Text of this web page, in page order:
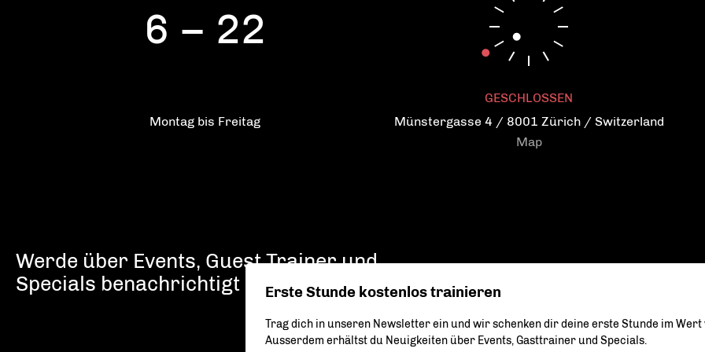
Stress abbauen und vorbeugen
Flexiblen Körper erlangen
6 – 22
Montag bis Freitag
GESCHLOSSEN
Münstergasse 4 / 8001 Zürich / Switzerland
Map
Werde über Events, Guest Trainer und
Specials benachrichtigt
Deine Daten werden verschlüsselt übertragen und niemals
weitergegeben. Weitere Informationen zum Datenschutz.
Erste Stunde kostenlos trainieren
Trag dich in unseren Newsletter ein und wir schenken dir deine erste Stunde im Wert
Ausserdem erhältst du Neuigkeiten über Events, Gasttrainer und Specials.